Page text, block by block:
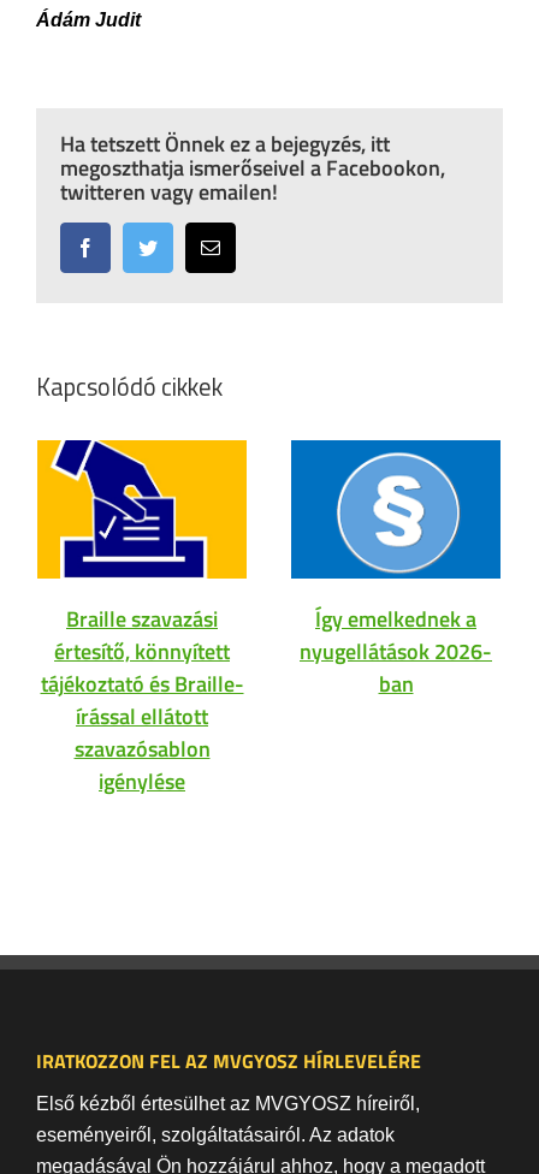
Ádám Judit
Ha tetszett Önnek ez a bejegyzés, itt
megoszthatja ismerőseivel a Facebookon,
twitteren vagy emailen!
FacebookTwitter Email:
Kapcsolódó cikkek
Braille szavazási
értesítő, könnyített
tájékoztató és Braille-
írással ellátott
szavazósablon
igénylése
Így emelkednek a
nyugellátások 2026-
ban
IRATKOZZON FEL AZ MVGYOSZ HÍRLEVELÉRE
Első kézből értesülhet az MVGYOSZ híreiről,
eseményeiről, szolgáltatásairól. Az adatok
megadásával Ön hozzájárul ahhoz, hogy a megadott